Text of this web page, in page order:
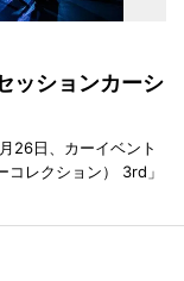
ッションカーシ
26日、カーイベント
コレクション） 3rd」